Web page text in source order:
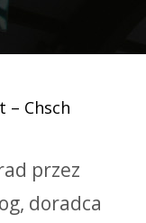
– Chsch
przez
doradca